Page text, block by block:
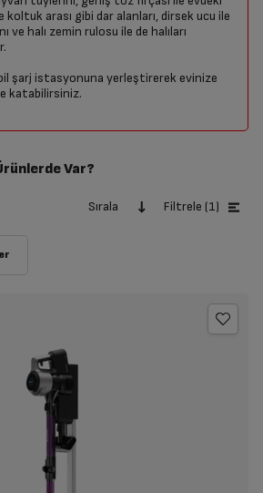
koltuk arası gibi dar alanları, dirsek ucu ile
ve halı zemin rulosu ile de halıları
şarj istasyonuna yerleştirerek evinize
katabilirsiniz.
Var?
Sırala Filtrele (1)